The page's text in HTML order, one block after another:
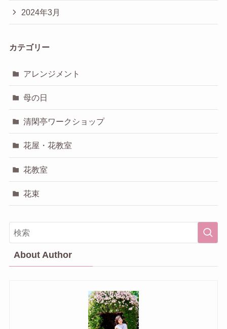
2024年3月
カテゴリー
アレンジメント
母の日
清閑亭ワークショップ
花屋・花教室
花教室
花束
About Author